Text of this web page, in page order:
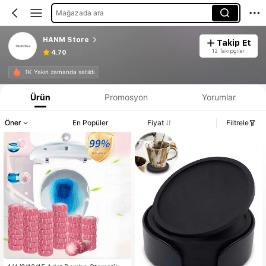
Mağazada ara
HANM Store
4.70
Takip Et
12 Takipçiler
1K Yakın zamanda satıldı
Ürün Promosyon Yorumlar
Öner En Popüler Fiyat Filtrele